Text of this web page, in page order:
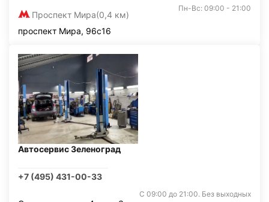
Проспект Мира(0,4 км)
Пн-Вс: 09:00 - 21:00
проспект Мира, 96с16
Автосервис Зеленоград
+7 (495) 431-00-33
С 09:00 до 21:00. Без выходных